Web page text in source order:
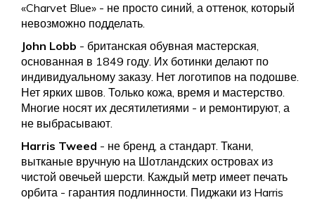
«Charvet Blue» - не просто синий, а оттенок, который
невозможно подделать.
John Lobb - британская обувная мастерская,
основанная в 1849 году. Их ботинки делают по
индивидуальному заказу. Нет логотипов на подошве.
Нет ярких швов. Только кожа, время и мастерство.
Многие носят их десятилетиями - и ремонтируют, а
не выбрасывают.
Harris Tweed - не бренд, а стандарт. Ткани,
вытканые вручную на Шотландских островах из
чистой овечьей шерсти. Каждый метр имеет печать
орбита - гарантия подлинности. Пиджаки из Harris